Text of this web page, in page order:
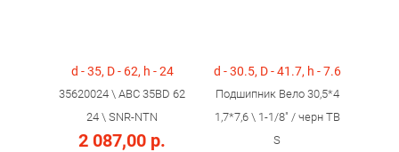
d - 35, D - 62, h - 24
35620024 \ ABC 35BD 62
24 \ SNR-NTN
2 087,00 р.
d - 30.5, D - 41.7, h - 7.6
Подшипник Вело 30,5*4
1,7*7,6 \ 1-1/8" / черн TB
S